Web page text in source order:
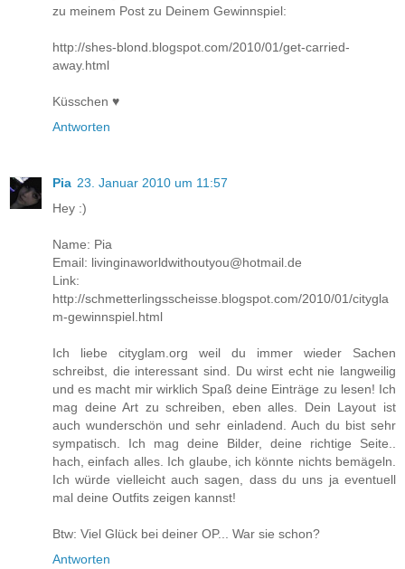
zu meinem Post zu Deinem Gewinnspiel:
http://shes-blond.blogspot.com/2010/01/get-carried-
away.html
Küsschen ♥
Antworten
Pia 23. Januar 2010 um 11:57
Hey :)
Name: Pia
Email: livinginaworldwithoutyou@hotmail.de
Link:
http://schmetterlingsscheisse.blogspot.com/2010/01/citygla
m-gewinnspiel.html
Ich liebe cityglam.org weil du immer wieder Sachen
schreibst, die interessant sind. Du wirst echt nie langweilig
und es macht mir wirklich Spaß deine Einträge zu lesen! Ich
mag deine Art zu schreiben, eben alles. Dein Layout ist
auch wunderschön und sehr einladend. Auch du bist sehr
sympatisch. Ich mag deine Bilder, deine richtige Seite..
hach, einfach alles. Ich glaube, ich könnte nichts bemägeln.
Ich würde vielleicht auch sagen, dass du uns ja eventuell
mal deine Outfits zeigen kannst!
Btw: Viel Glück bei deiner OP... War sie schon?
Antworten